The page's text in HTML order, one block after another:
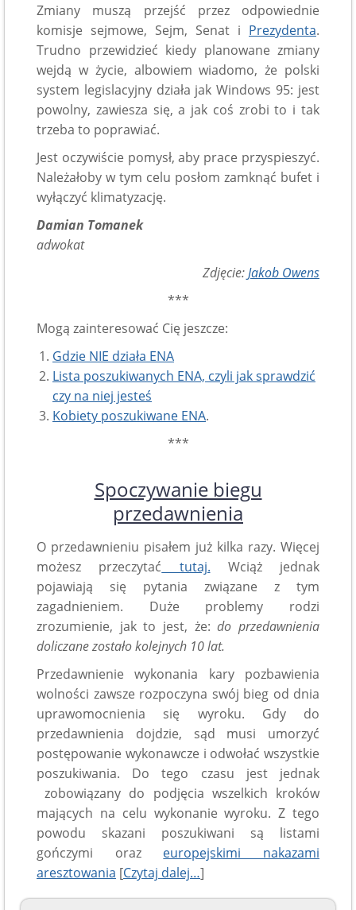
Zmiany muszą przejść przez odpowiednie
komisje sejmowe, Sejm, Senat i Prezydenta.
Trudno przewidzieć kiedy planowane zmiany
wejdą w życie, albowiem wiadomo, że polski
system legislacyjny działa jak Windows 95: jest
powolny, zawiesza się, a jak coś zrobi to i tak
trzeba to poprawiać.
Jest oczywiście pomysł, aby prace przyspieszyć.
Należałoby w tym celu posłom zamknąć bufet i
wyłączyć klimatyzację.
Damian Tomanek
adwokat
Zdjęcie:Jakob Owens
***
Mogą zainteresować Cię jeszcze:
Gdzie NIE działa ENA
Lista poszukiwanych ENA, czyli jak sprawdzić
czy na niej jesteś
Kobiety poszukiwane ENA.
***
Spoczywanie biegu
przedawnienia
O przedawnieniu pisałem już kilka razy. Więcej
możesz przeczytać tutaj. Wciąż jednak
pojawiają się pytania związane z tym
zagadnieniem. Duże problemy rodzi
zrozumienie, jak to jest, że:do przedawnienia
doliczane zostało kolejnych 10 lat.
Przedawnienie wykonania kary pozbawienia
wolności zawsze rozpoczyna swój bieg od dnia
uprawomocnienia się wyroku. Gdy do
przedawnienia dojdzie, sąd musi umorzyć
postępowanie wykonawcze i odwołać wszystkie
poszukiwania. Do tego czasu jest jednak
zobowiązany do podjęcia wszelkich kroków
mających na celu wykonanie wyroku. Z tego
powodu skazani poszukiwani są listami
gończymi oraz europejskimi nakazami
aresztowania [Czytaj dalej…]